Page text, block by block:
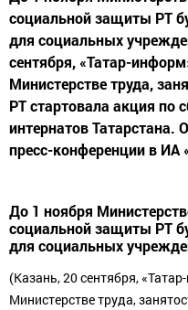
социальной защиты РТ
для социальных
сентября, «Татар-
Министерстве труда,
РТ стартовала акция по
интернатов Татарстана.
пресс-конференции в ИА
До 1 ноября
социальной защиты РТ
для социальных
(Казань, 20 сентября,
Министерстве труда,